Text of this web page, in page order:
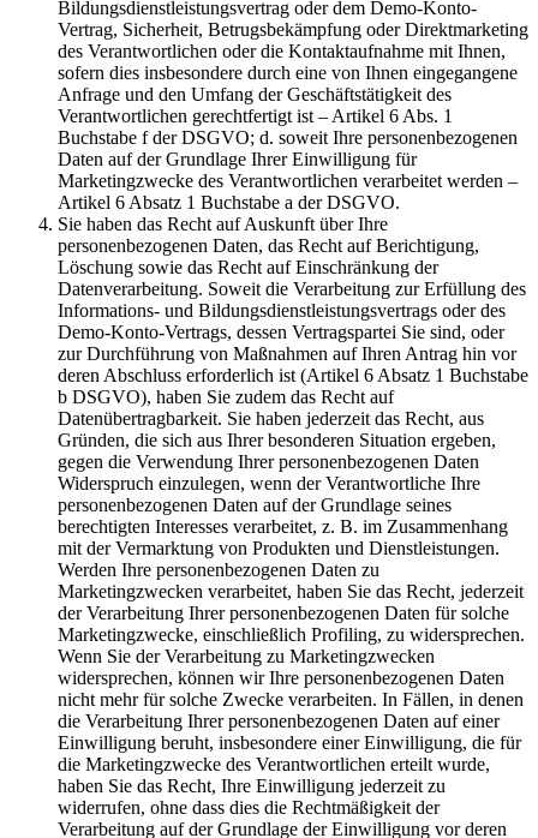
Bildungsdienstleistungsvertrag oder dem Demo-Konto-
Vertrag, Sicherheit, Betrugsbekämpfung oder Direktmarketing
des Verantwortlichen oder die Kontaktaufnahme mit Ihnen,
sofern dies insbesondere durch eine von Ihnen eingegangene
Anfrage und den Umfang der Geschäftstätigkeit des
Verantwortlichen gerechtfertigt ist – Artikel 6 Abs. 1
Buchstabe f der DSGVO; d. soweit Ihre personenbezogenen
Daten auf der Grundlage Ihrer Einwilligung für
Marketingzwecke des Verantwortlichen verarbeitet werden –
Artikel 6 Absatz 1 Buchstabe a der DSGVO.
Sie haben das Recht auf Auskunft über Ihre
personenbezogenen Daten, das Recht auf Berichtigung,
Löschung sowie das Recht auf Einschränkung der
Datenverarbeitung. Soweit die Verarbeitung zur Erfüllung des
Informations- und Bildungsdienstleistungsvertrags oder des
Demo-Konto-Vertrags, dessen Vertragspartei Sie sind, oder
zur Durchführung von Maßnahmen auf Ihren Antrag hin vor
deren Abschluss erforderlich ist (Artikel 6 Absatz 1 Buchstabe
b DSGVO), haben Sie zudem das Recht auf
Datenübertragbarkeit. Sie haben jederzeit das Recht, aus
Gründen, die sich aus Ihrer besonderen Situation ergeben,
gegen die Verwendung Ihrer personenbezogenen Daten
Widerspruch einzulegen, wenn der Verantwortliche Ihre
personenbezogenen Daten auf der Grundlage seines
berechtigten Interesses verarbeitet, z. B. im Zusammenhang
mit der Vermarktung von Produkten und Dienstleistungen.
Werden Ihre personenbezogenen Daten zu
Marketingzwecken verarbeitet, haben Sie das Recht, jederzeit
der Verarbeitung Ihrer personenbezogenen Daten für solche
Marketingzwecke, einschließlich Profiling, zu widersprechen.
Wenn Sie der Verarbeitung zu Marketingzwecken
widersprechen, können wir Ihre personenbezogenen Daten
nicht mehr für solche Zwecke verarbeiten. In Fällen, in denen
die Verarbeitung Ihrer personenbezogenen Daten auf einer
Einwilligung beruht, insbesondere einer Einwilligung, die für
die Marketingzwecke des Verantwortlichen erteilt wurde,
haben Sie das Recht, Ihre Einwilligung jederzeit zu
widerrufen, ohne dass dies die Rechtmäßigkeit der
Verarbeitung auf der Grundlage der Einwilligung vor deren